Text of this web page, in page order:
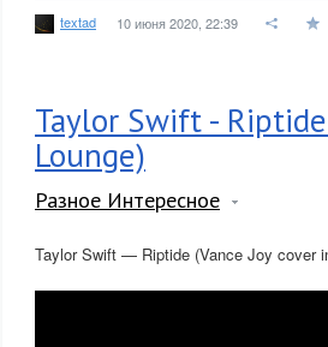
textad 10 июня 2020, 22:39
Taylor Swift -
Lounge)
Разное Интересное
Taylor Swift — Riptide (Vance Joy cover